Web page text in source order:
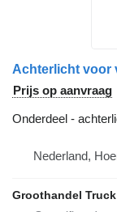
Achterlicht voor
Prijs op aanvraag
Onderdeel -
Nederland,
Groothandel Truck